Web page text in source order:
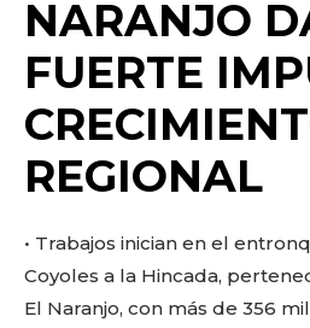
k
NARANJO
FUERTE
REGIONAL
• Trabajos inician en el
Coyoles a la Hincada,
El Naranjo, con más de 356